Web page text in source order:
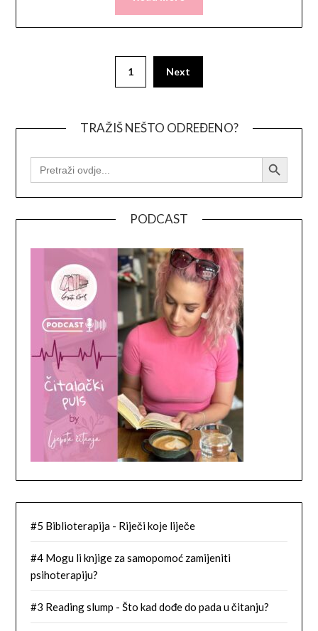
1 Next
TRAŽIŠ NEŠTO ODREĐENO?
SEARCH
FOR:
Search Button
PODCAST
#5 Biblioterapija - Riječi koje liječe
#4 Mogu li knjige za samopomoć zamijeniti
psihoterapiju?
#3 Reading slump - Što kad dođe do pada u čitanju?